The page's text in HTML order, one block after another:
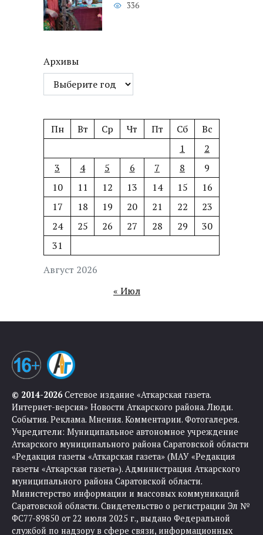
336
Архивы
Август 2026
Пн Вт Ср Чт Пт Сб
Вс
1
2
3
4 5 6 7 8
9
10
11 12 13 14 15
16
17
18 19 20 21 22
23
24
25 26 27 28 29
30
31
« Июл
© 2014-2026Сетевое издание «Аткарская газета.
Интернет-версия» Новости Аткарского района. Люди.
События. Реклама. Мнения. Комментарии. Фотогалерея.
Учредители: Муниципальное автономное учреждение
Аткарского муниципального района Саратовской области
«Редакция газеты «Аткарская газета» (МАУ «Редакция
газеты «Аткарская газета»). Администрация Аткарского
муниципального района Саратовской области.
Министерство информации и массовых коммуникаций
Саратовской области. Свидетельство о регистрации Эл №
ФС77-89850 от 22 июля 2025 г., выдано Федеральной
службой по надзору в сфере связи, информационных